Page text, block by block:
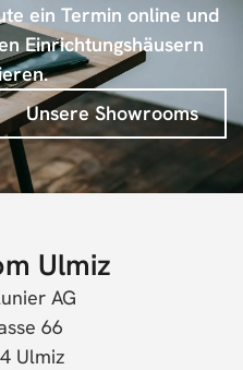
ein Termin online und
Einrichtungshäusern
Unsere Showrooms
Ulmiz
AG
66
Ulmiz